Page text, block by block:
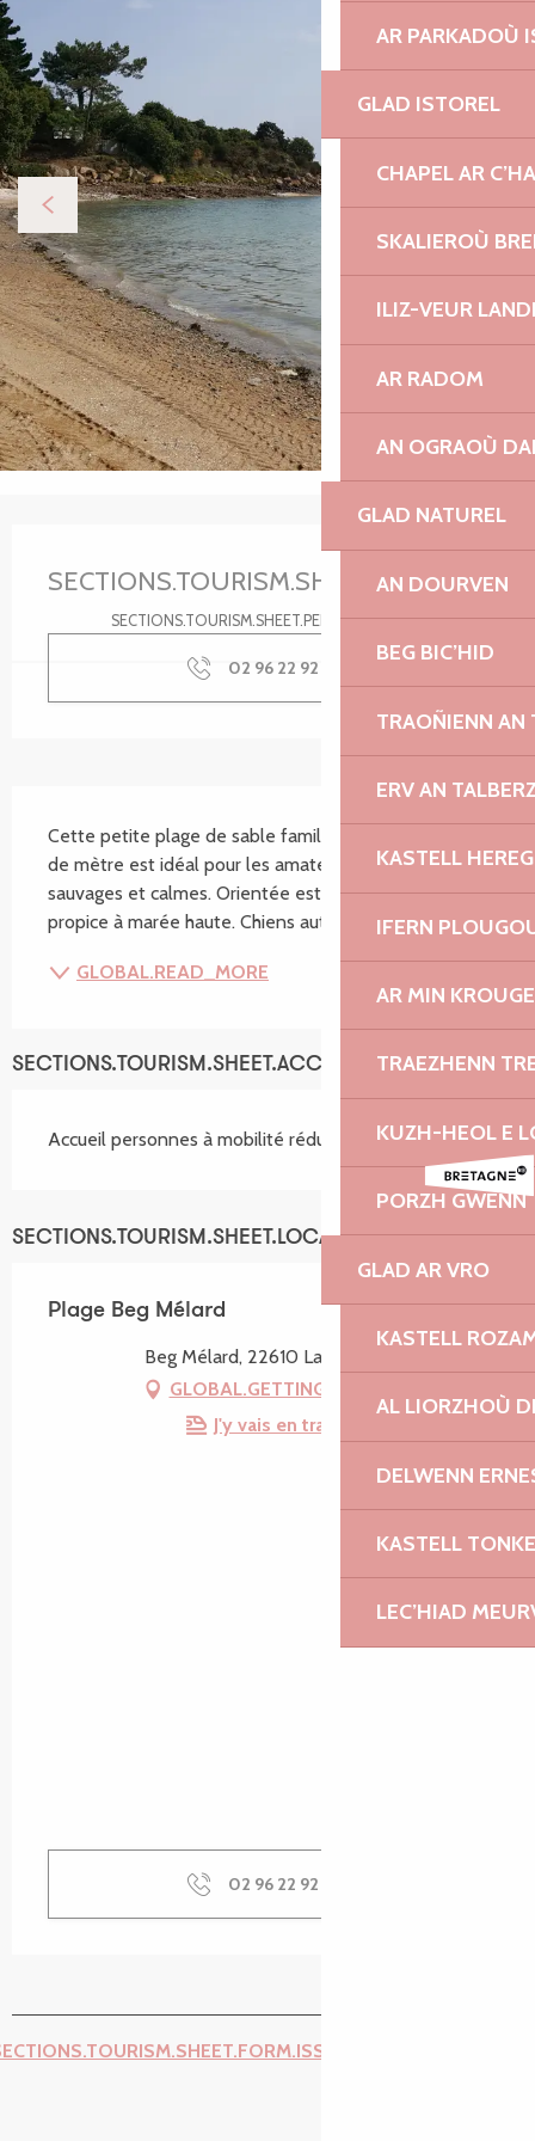
AR PARKADOÙ
GLAD ISTOREL
CHAPEL AR
SKALIEROÙ
ILIZ-VEUR
AR RADOM
AN OGRAOÙ
GLAD NATUREL
AN DOURVEN
BEG BIC’HID
TRAOÑIENN AN
ERV AN
KASTELL HEREG
IFERN
AR MIN
TRAEZHENN
KUZH-HEOL E
PORZH GWENN
GLAD AR VRO
KASTELL
AL LIORZHOÙ
DELWENN
KASTELL
LEC’HIAD
SECTIONS.TOURISM.SHEET.PERIODS.DETAILS
02 96 22 92
SECTIONS.TOURISM.SHEET.DESCRIPTION
Cette petite plage de sable familiale d'une centaine
de mètre est idéal pour les amateurs de plages
sauvages et calmes. Orientée est, la baignade y est
propice à marée haute. Chiens autorisés.
GLOBAL.READ_MORE
SECTIONS.TOURISM.SHEET.ACCESSIBILITY_SERVICES
Accueil personnes à mobilité réduite
SECTIONS.TOURISM.SHEET.LOCATION
Plage Beg Mélard
Beg Mélard, 22610 Lanmodez
GLOBAL.GETTING_THERE
J'y vais en train !
02 96 22 92